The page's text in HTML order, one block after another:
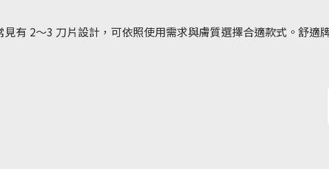
有 2～3 刀片設計，可依照使用需求與膚質選擇合適款式。舒適